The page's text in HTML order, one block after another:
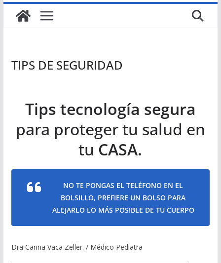
TIPS DE SEGURIDAD
Tips tecnología segura
para proteger tu salud en
tu CASA.
NO TE PONGAS EL TELÉFONO EN EL
BOLSILLO, PREFIERE UN BOLSO PARA
ALEJARLO LO MÁS POSIBLE DE TU CUERPO
Dra Carina Vaca Zeller. / Médico Pediatra